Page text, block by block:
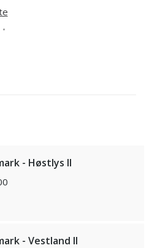
- Høstlys II
- Vestland II